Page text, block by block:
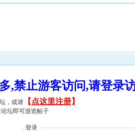
多,禁止游客访问,请登
，或请 【 点这里注册】
坛即可游览帖子
登录